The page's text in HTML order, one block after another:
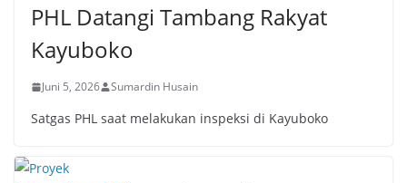
PHL Datangi Tambang Rakyat
Kayuboko
Juni 5, 2026 Sumardin Husain
Satgas PHL saat melakukan inspeksi di Kayuboko